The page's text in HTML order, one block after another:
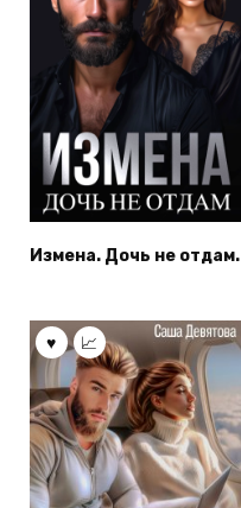
Измена. Дочь не отдам.